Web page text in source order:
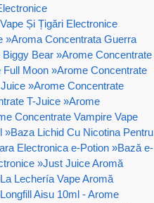
Și Țigări Electronice
»Aroma Concentrata Guerra
Bear »Arome Concentrate
Full Moon »Arome Concentrate
»Arome Concentrate
T-Juice »Arome
Concentrate Vampire Vape
»Baza Lichid Cu Nicotina Pentru
Electronica e-Potion »Bază e-
»Just Juice Aromă
La Lechería Vape Aromă
Longfill Aisu 10ml - Arome